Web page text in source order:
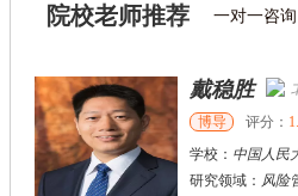
院校老师推荐 一对一咨
戴稳胜
博导 评分：
学校： 中国人民
研究领域： 风险